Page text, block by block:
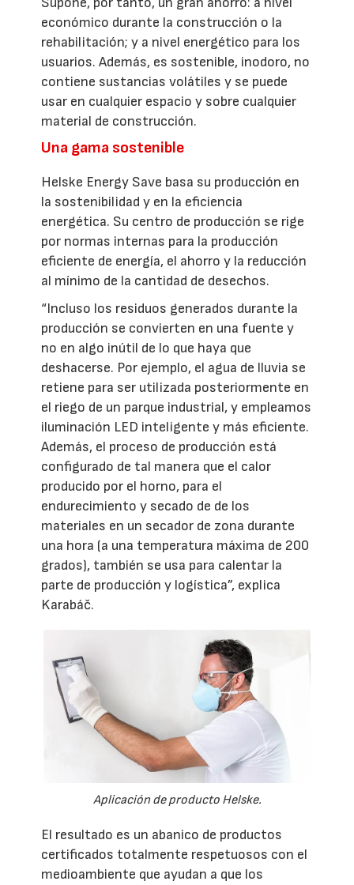
económico durante la construcción o la
rehabilitación; y a nivel energético para los
usuarios. Además, es sostenible, inodoro, no
contiene sustancias volátiles y se puede
usar en cualquier espacio y sobre cualquier
material de construcción.
Una gama sostenible
Helske Energy Save basa su producción en
la sostenibilidad y en la eficiencia
energética. Su centro de producción se rige
por normas internas para la producción
eficiente de energía, el ahorro y la reducción
al mínimo de la cantidad de desechos.
“Incluso los residuos generados durante la
producción se convierten en una fuente y
no en algo inútil de lo que haya que
deshacerse. Por ejemplo, el agua de lluvia se
retiene para ser utilizada posteriormente en
el riego de un parque industrial, y empleamos
iluminación LED inteligente y más eficiente.
Además, el proceso de producción está
configurado de tal manera que el calor
producido por el horno, para el
endurecimiento y secado de de los
materiales en un secador de zona durante
una hora (a una temperatura máxima de 200
grados), también se usa para calentar la
parte de producción y logística”, explica
Karabáč.
Aplicación de producto Helske.
El resultado es un abanico de productos
certificados totalmente respetuosos con el
medioambiente que ayudan a que los